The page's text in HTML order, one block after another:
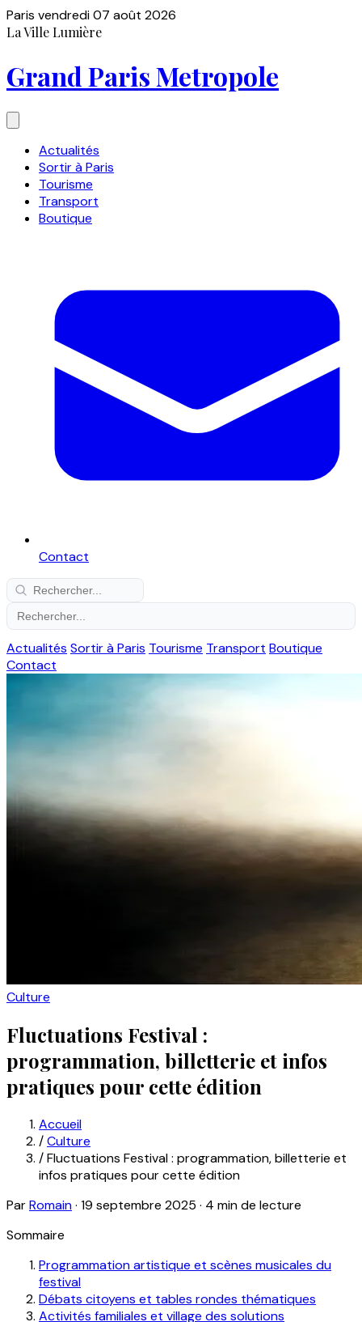
Paris vendredi 07 août 2026
La Ville Lumière
Grand Paris Metropole
Actualités
Sortir à Paris
Tourisme
Transport
Boutique
Contact
Actualités Sortir à Paris Tourisme Transport Boutique
Contact
Culture
Fluctuations Festival :
programmation, billetterie et infos
pratiques pour cette édition
Accueil
/Culture
/Fluctuations Festival : programmation, billetterie et
infos pratiques pour cette édition
ParRomain· 19 septembre 2025 · 4 min de lecture
Sommaire
Programmation artistique et scènes musicales du
festival
Débats citoyens et tables rondes thématiques
Activités familiales et village des solutions